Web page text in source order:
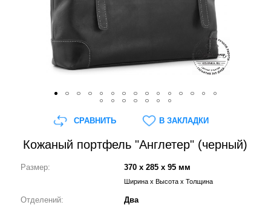
Кожаный портфель "Англетер" (черный)
Размер: 370 x 285 x 95 мм
Ширина x Высота x Толщина
Отделений: Два
СРАВНИТЬ В ЗАКЛАДКИ